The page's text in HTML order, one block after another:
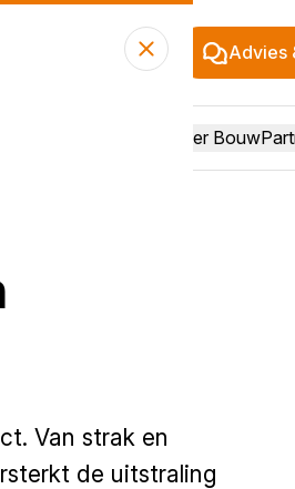
Advies
Over
Van strak en
de uitstraling